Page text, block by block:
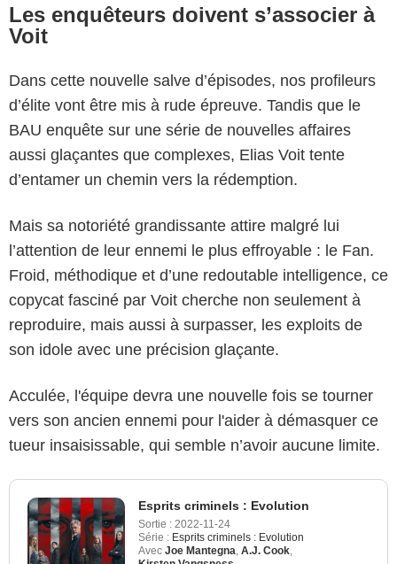
Les enquêteurs doivent s’associer à
Voit
Dans cette nouvelle salve d’épisodes, nos profileurs
d’élite vont être mis à rude épreuve. Tandis que le
BAU enquête sur une série de nouvelles affaires
aussi glaçantes que complexes, Elias Voit tente
d’entamer un chemin vers la rédemption.
Mais sa notoriété grandissante attire malgré lui
l’attention de leur ennemi le plus effroyable : le Fan.
Froid, méthodique et d’une redoutable intelligence, ce
copycat fasciné par Voit cherche non seulement à
reproduire, mais aussi à surpasser, les exploits de
son idole avec une précision glaçante.
Acculée, l'équipe devra une nouvelle fois se tourner
vers son ancien ennemi pour l'aider à démasquer ce
tueur insaisissable, qui semble n’avoir aucune limite.
Esprits criminels : Evolution
Sortie : 2022-11-24
Série : Esprits criminels : Evolution
Avec Joe Mantegna A.J. Cook